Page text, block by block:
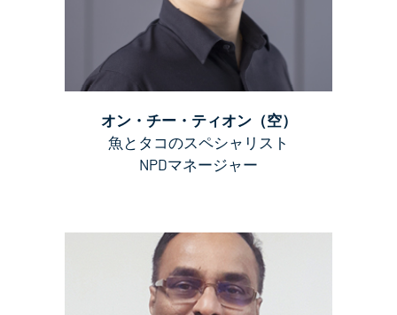
オン・チー・ティオン（空）
魚とタコのスペシャリスト
NPDマネージャー